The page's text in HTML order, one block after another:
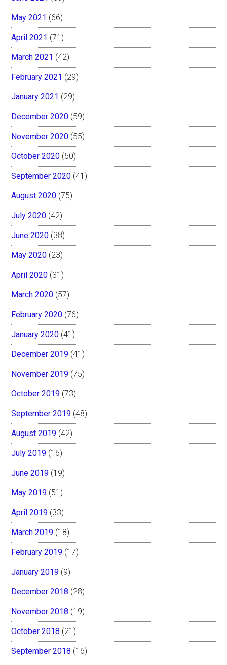
May 2021 (66)
April 2021 (71)
March 2021 (42)
February 2021 (29)
January 2021 (29)
December 2020 (59)
November 2020 (55)
October 2020 (50)
September 2020 (41)
August 2020 (75)
July 2020 (42)
June 2020 (38)
May 2020 (23)
April 2020 (31)
March 2020 (57)
February 2020 (76)
January 2020 (41)
December 2019 (41)
November 2019 (75)
October 2019 (73)
September 2019 (48)
August 2019 (42)
July 2019 (16)
June 2019 (19)
May 2019 (51)
April 2019 (33)
March 2019 (18)
February 2019 (17)
January 2019 (9)
December 2018 (28)
November 2018 (19)
October 2018 (21)
September 2018 (16)